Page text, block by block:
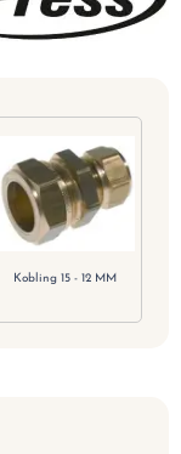
Kobling 15 - 12 MM